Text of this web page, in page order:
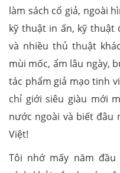
làm sách cổ giả, ngoài
kỹ thuật in ấn, kỹ thuật
và nhiều thủ thuật
mùi mốc, ẩm lâu ngày,
tác phẩm giả mạo tinh
chỉ giới siêu giàu mới
nước ngoài và biết đâu
Việt!
Tôi nhớ mấy năm